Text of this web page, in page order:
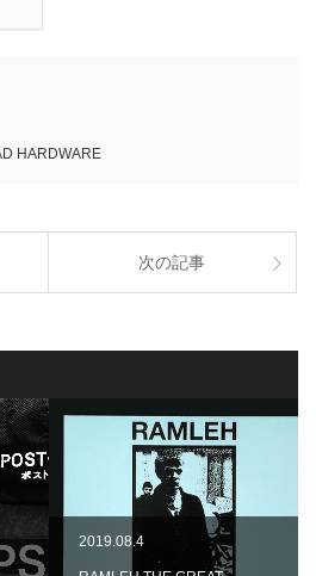
HARDWARE
次の記事
2019.08.4